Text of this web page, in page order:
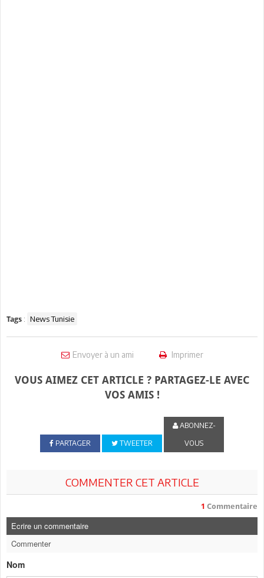
Tags : News Tunisie
Envoyer à un ami Imprimer
VOUS AIMEZ CET ARTICLE ? PARTAGEZ-LE AVEC
VOS AMIS !
PARTAGER TWEETER
ABONNEZ-
VOUS
COMMENTER CET ARTICLE
1 Commentaire
Ecrire un commentaire
Commenter
Nom